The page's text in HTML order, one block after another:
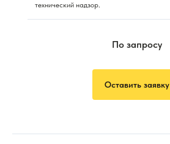
технический надзор.
По запросу
Оставить заявку